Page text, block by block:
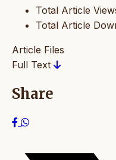
Total Article
Total Article
Article Files
Full Text
Share